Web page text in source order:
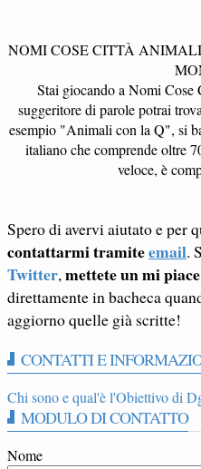
NOMI COSE CITTÀ
Stai giocando a Nomi
suggeritore di parole potrai
esempio "Animali con la Q", si
italiano che comprende oltre
veloce, è
Spero di avervi aiutato e per
contattarmi tramiteemail.
Twitter, mettete un mi piace
direttamente in bacheca
aggiorno quelle già scritte!
CONTATTI E
Chi sono e qual'è l'Obiettivo di
MODULO DI CONTATTO
Nome